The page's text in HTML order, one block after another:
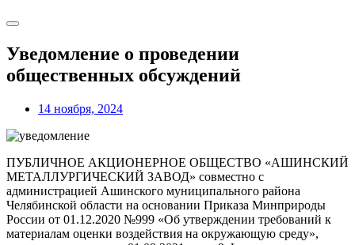
Уведомление о проведении
общественных обсуждений
14 ноября, 2024
ПУБЛИЧНОЕ АКЦИОНЕРНОЕ ОБЩЕСТВО «АШИНСКИЙ
МЕТАЛЛУРГИЧЕСКИЙ ЗАВОД» совместно с
администрацией Ашинского муниципального района
Челябинской области на основании Приказа Минприроды
России от 01.12.2020 №999 «Об утверждении требований к
материалам оценки воздействия на окружающую среду»,